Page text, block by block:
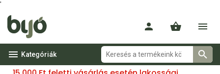
'
Kategóriák